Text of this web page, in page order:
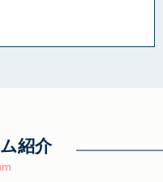
紹介